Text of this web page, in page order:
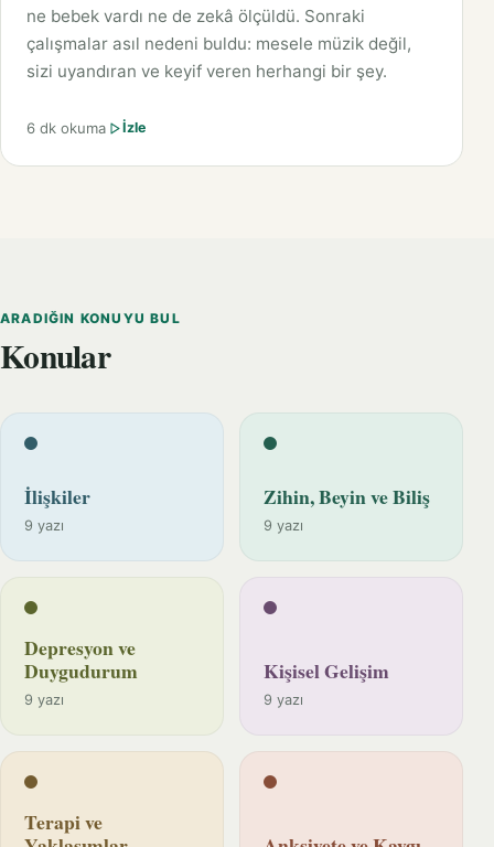
ne bebek vardı ne de zekâ ölçüldü. Sonraki
çalışmalar asıl nedeni buldu: mesele müzik değil,
sizi uyandıran ve keyif veren herhangi bir şey.
6 dk okuma İzle
ARADIĞIN KONUYU BUL
Konular
İlişkiler
9 yazı
Zihin, Beyin ve Biliş
9 yazı
Depresyon ve
Duygudurum
9 yazı
Kişisel Gelişim
9 yazı
Terapi ve